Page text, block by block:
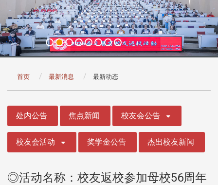
首页 最新消息 最新动态
处内公告 焦点新闻 校友会公告
校友会活动 奖学金公告 杰出校友新闻
◎活动名称：校友返校参加母校56周年